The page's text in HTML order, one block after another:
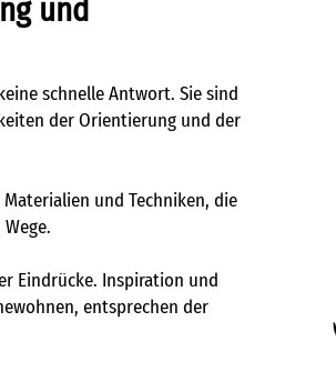
und
schnelle Antwort. Sie sind
der Orientierung und der
und Techniken, die
Eindrücke. Inspiration und
entsprechen der